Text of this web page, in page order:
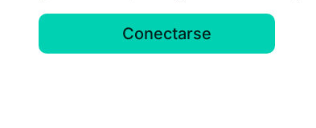
Conectarse